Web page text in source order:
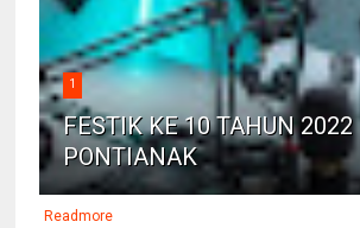
1
FESTIK KE 10 TAHUN 2022
PONTIANAK
Readmore